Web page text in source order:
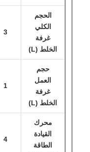
الحجم
الكلي
غرفة
الخلط (L)
3
حجم
العمل
غرفة
الخلط (L)
1
محرك
القيادة
الطاقة
4